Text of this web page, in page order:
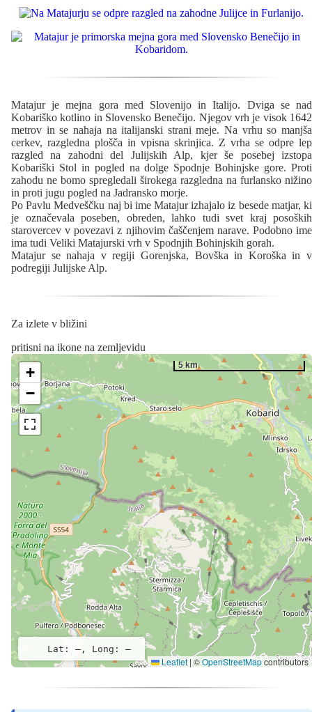
Matajur je mejna gora med Slovenijo in Italijo. Dviga se nad
Kobariško kotlino in Slovensko Benečijo. Njegov vrh je visok 1642
metrov in se nahaja na italijanski strani meje. Na vrhu so manjša
cerkev, razgledna plošča in vpisna skrinjica. Z vrha se odpre lep
razgled na zahodni del Julijskih Alp, kjer še posebej izstopa
Kobariški Stol in pogled na dolge Spodnje Bohinjske gore. Proti
zahodu ne bomo spregledali širokega razgledna na furlansko nižino
in proti jugu pogled na Jadransko morje.
Po Pavlu Medveščku naj bi ime Matajur izhajalo iz besede matjar, ki
je označevala poseben, obreden, lahko tudi svet kraj posoških
starovercev v povezavi z njihovim čaščenjem narave. Podobno ime
ima tudi Veliki Matajurski vrh v Spodnjih Bohinjskih gorah.
Matajur se nahaja v regiji Gorenjska, Bovška in Koroška in v
podregiji Julijske Alp.
Za izlete v bližini
pritisni na ikone na zemljevidu
+
−
5 km
Lat: –, Long: –
Leaflet|©OpenStreetMapcontributors